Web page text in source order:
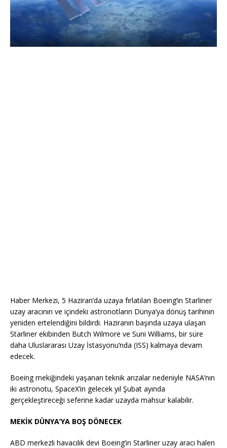
Haber Merkezi, 5 Haziran’da uzaya fırlatılan Boeing’in Starliner
uzay aracının ve içindeki astronotların Dünya’ya dönüş tarihinin
yeniden ertelendiğini bildirdi. Haziranın başında uzaya ulaşan
Starliner ekibinden Butch Wilmore ve Suni Williams, bir süre
daha Uluslararası Uzay İstasyonu’nda (ISS) kalmaya devam
edecek.
Boeing mekiğindeki yaşanan teknik arızalar nedeniyle NASA’nın
iki astronotu, SpaceX’in gelecek yıl Şubat ayında
gerçekleştireceği seferine kadar uzayda mahsur kalabilir.
MEKİK DÜNYA’YA BOŞ DÖNECEK
ABD merkezli havacılık devi Boeing’in Starliner uzay aracı halen